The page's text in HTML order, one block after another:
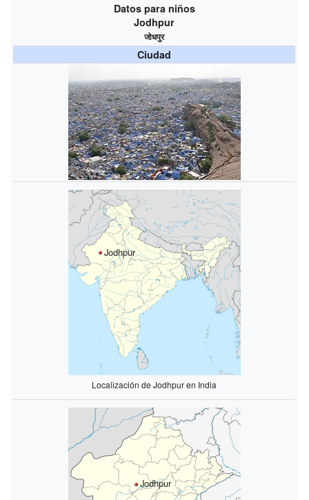
Datos para niños
Jodhpur
जोधपुर
Ciudad
Jodhpur
Localización de Jodhpur en India
Jodhpur